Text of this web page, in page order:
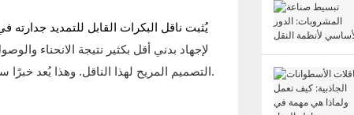
يُثبت ناقل البكرات القابل للتمديد
لإجهاد بدني أقل بكثير نتيجة الانحناء
التصميم المريح لهذا الناقل. وهذا يُعد خبرًا سارًا لكل من العمال والإدارة، إذ سيمكنهم من التعامل مع متطلبات الشحن والاستلام بجهد أقل وإصابات أقل.